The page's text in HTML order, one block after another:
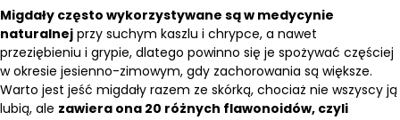
Migdały często wykorzystywane są w medycynie
naturalnej przy suchym kaszlu i chrypce, a nawet
przeziębieniu i grypie, dlatego powinno się je spożywać częściej
w okresie jesienno-zimowym, gdy zachorowania są większe.
Warto jest jeść migdały razem ze skórką, chociaż nie wszyscy ją
lubią, ale zawiera ona 20 różnych flawonoidów, czyli